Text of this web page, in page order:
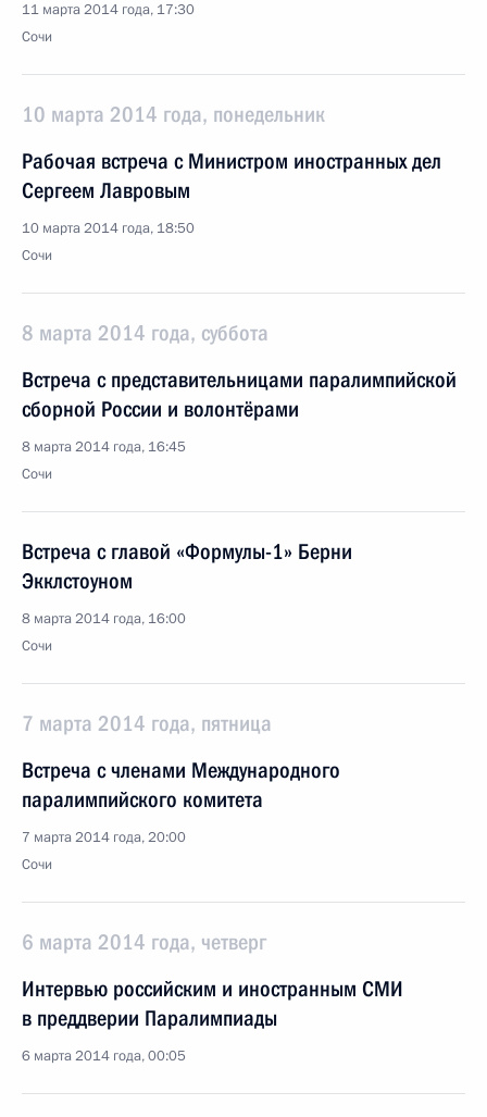
11 марта 2014 года, 17:30
Сочи
10 марта 2014 года, понедельник
Рабочая встреча с Министром иностранных дел
Сергеем Лавровым
10 марта 2014 года, 18:50
Сочи
8 марта 2014 года, суббота
Встреча с представительницами паралимпийской
сборной России и волонтёрами
8 марта 2014 года, 16:45
Сочи
Встреча с главой «Формулы-1» Берни
Экклстоуном
8 марта 2014 года, 16:00
Сочи
7 марта 2014 года, пятница
Встреча с членами Международного
паралимпийского комитета
7 марта 2014 года, 20:00
Сочи
6 марта 2014 года, четверг
Интервью российским и иностранным СМИ
в преддверии Паралимпиады
6 марта 2014 года, 00:05